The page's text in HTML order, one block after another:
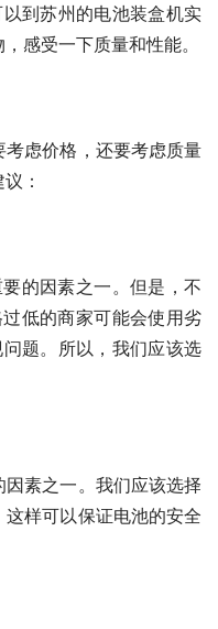
到苏州的电池装盒机实
感受一下质量和性能。
虑价格，还要考虑质量
：
的因素之一。但是，不
低的商家可能会使用劣
题。所以，我们应该选
素之一。我们应该选择
样可以保证电池的安全